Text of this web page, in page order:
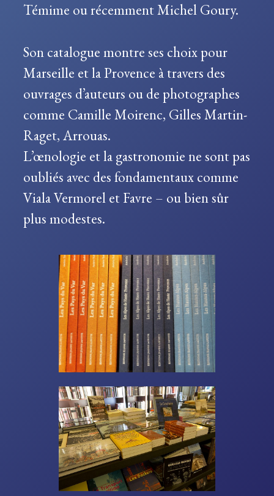
Témime ou récemment Michel Goury.
Son catalogue montre ses choix pour
Marseille et la Provence à travers des
ouvrages d’auteurs ou de photographes
comme Camille Moirenc, Gilles Martin-
Raget, Arrouas.
L’œnologie et la gastronomie ne sont pas
oubliés avec des fondamentaux comme
Viala Vermorel et Favre – ou bien sûr
plus modestes.